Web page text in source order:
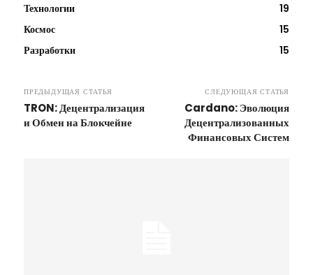
Технологии
19
Космос
15
Разработки
15
ПРЕДЫДУЩАЯ СТАТЬЯ
TRON: Децентрализация
и Обмен на Блокчейне
СЛЕДУЮЩАЯ СТАТЬЯ
Cardano: Эволюция
Децентрализованных
Финансовых Систем